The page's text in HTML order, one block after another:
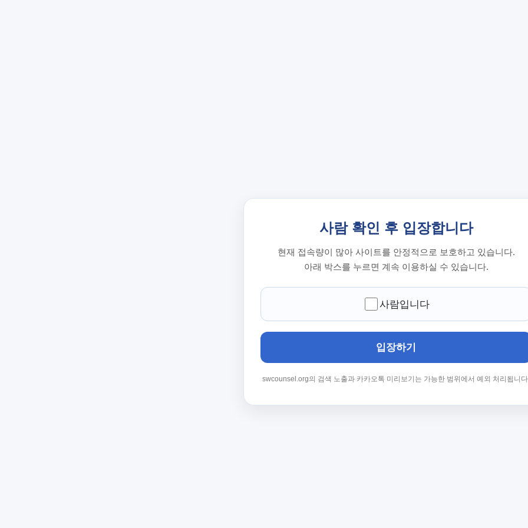
사람 확인 후 입장합니다
현재 접속량이 많아 사이트를 안정적으로 보호하고 있습니다.
아래 박스를 누르면 계속 이용하실 수 있습니다.
사람입니다
입장하기
swcounsel.org의 검색 노출과 카카오톡 미리보기는 가능한 범위에서 예외 처리됩니